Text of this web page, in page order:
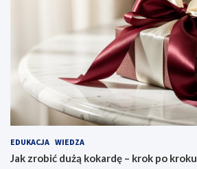
EDUKACJA WIEDZA
Jak zrobić dużą kokardę – krok po kroku